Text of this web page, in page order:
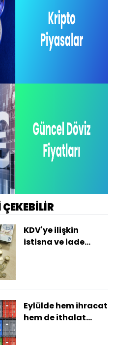
KDV'ye ilişkin
istisna ve iade
Eylülde hem ihracat
hem de ithalat